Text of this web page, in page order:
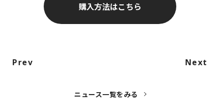
購入方法はこちら
Prev Next
ニュース一覧をみる